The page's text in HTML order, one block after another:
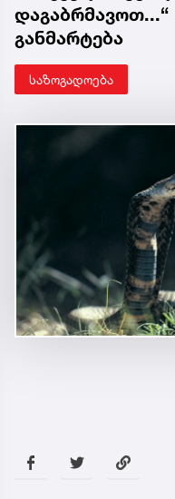
დაგაბრმავოთ...“
განმარტება
საზოგადოება